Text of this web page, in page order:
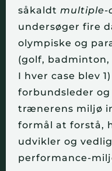
såkaldt multiple-
undersøger fire
olympiske og
(golf, badminton,
I hver case blev
forbundsleder
trænerens miljø
formål at forstå,
udvikler og
performance-